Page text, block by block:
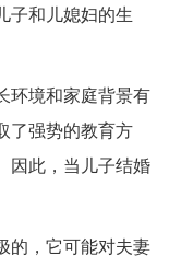
子和儿媳妇的生
环境和家庭背景有
了强势的教育方
因此，当儿子结婚
的，它可能对夫妻